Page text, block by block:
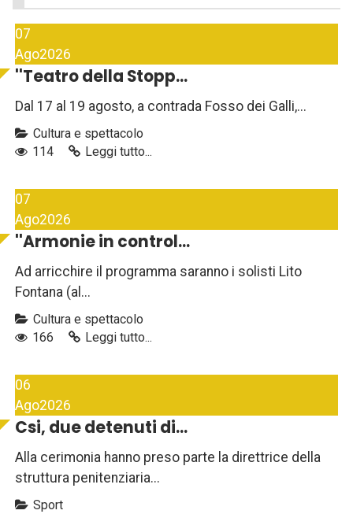
07
Ago2026
''Teatro della Stopp...
Dal 17 al 19 agosto, a contrada Fosso dei Galli,...
Cultura e spettacolo
114
Leggi tutto...
07
Ago2026
''Armonie in control...
Ad arricchire il programma saranno i solisti Lito
Fontana (al...
Cultura e spettacolo
166
Leggi tutto...
06
Ago2026
Csi, due detenuti di...
Alla cerimonia hanno preso parte la direttrice della
struttura penitenziaria...
Sport